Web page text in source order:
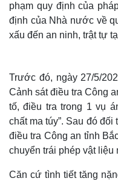
phạm quy định của
định của Nhà nước về
xấu đến an ninh, trật tự
Trước đó, ngày 27/5/
Cảnh sát điều tra Công
tố, điều tra trong 1 vụ
chất ma túy”. Sau đó
điều tra Công an tỉnh
chuyển trái phép vật liệu
Căn cứ tình tiết tăng